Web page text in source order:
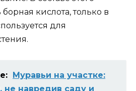
борная кислота, только в
для
Муравьи на участке:
не навредив саду и